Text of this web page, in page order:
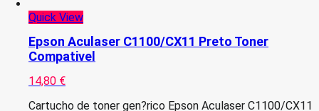
Quick View
Epson Aculaser C1100/CX11 Preto Toner
Compativel
14,80 €
Cartucho de toner gen?rico Epson Aculaser C1100/CX11